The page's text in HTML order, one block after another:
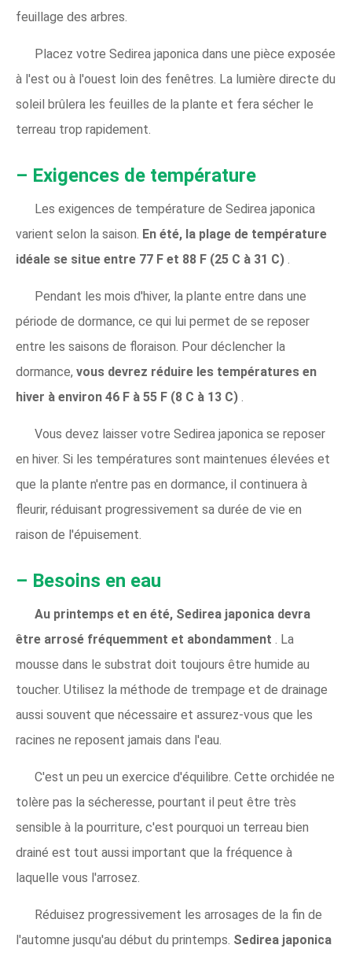
feuillage des arbres.
Placez votre Sedirea japonica dans une pièce exposée
à l'est ou à l'ouest loin des fenêtres. La lumière directe du
soleil brûlera les feuilles de la plante et fera sécher le
terreau trop rapidement.
– Exigences de température
Les exigences de température de Sedirea japonica
varient selon la saison. En été, la plage de température
idéale se situe entre 77 F et 88 F (25 C à 31 C) .
Pendant les mois d'hiver, la plante entre dans une
période de dormance, ce qui lui permet de se reposer
entre les saisons de floraison. Pour déclencher la
dormance, vous devrez réduire les températures en
hiver à environ 46 F à 55 F (8 C à 13 C) .
Vous devez laisser votre Sedirea japonica se reposer
en hiver. Si les températures sont maintenues élevées et
que la plante n'entre pas en dormance, il continuera à
fleurir, réduisant progressivement sa durée de vie en
raison de l'épuisement.
– Besoins en eau
Au printemps et en été, Sedirea japonica devra
être arrosé fréquemment et abondamment . La
mousse dans le substrat doit toujours être humide au
toucher. Utilisez la méthode de trempage et de drainage
aussi souvent que nécessaire et assurez-vous que les
racines ne reposent jamais dans l'eau.
C'est un peu un exercice d'équilibre. Cette orchidée ne
tolère pas la sécheresse, pourtant il peut être très
sensible à la pourriture, c'est pourquoi un terreau bien
drainé est tout aussi important que la fréquence à
laquelle vous l'arrosez.
Réduisez progressivement les arrosages de la fin de
l'automne jusqu'au début du printemps. Sedirea japonica